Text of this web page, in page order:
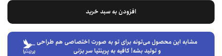
افزودن به سبد خرید
مشابه این محصول می‌تونه برای تو به صورت اختصاصی هم طراحی
و تولید بشه! کافیه به پرینتیا سر بزنی